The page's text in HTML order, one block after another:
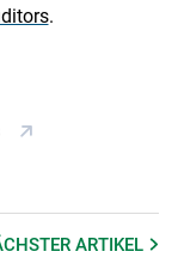
.
ARTIKEL